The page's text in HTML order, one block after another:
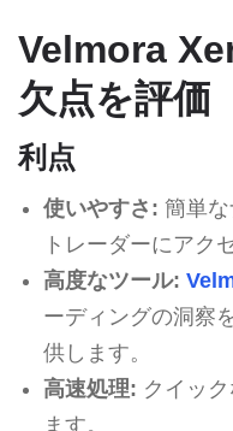
Velmora
欠点を評価
利点
使いやすさ: 簡単
トレーダーにアク
高度なツール:
ーディングの洞察
供します。
高速処理: クイッ
ます。